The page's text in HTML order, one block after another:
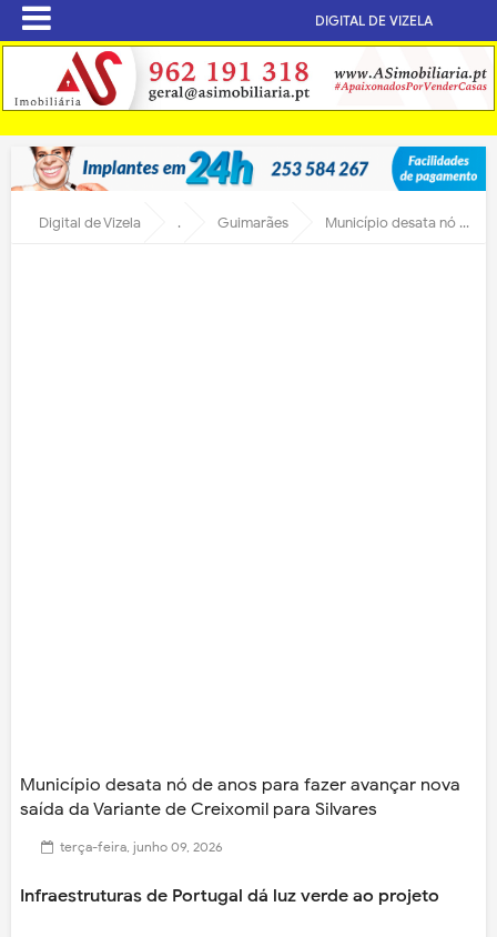
DIGITAL DE VIZELA
Digital de Vizela . Guimarães Município desata nó de anos para fazer avançar nova saída da Variante de Creixomil para Silvares
Município desata nó de anos para fazer avançar nova
saída da Variante de Creixomil para Silvares
terça-feira, junho 09, 2026
Infraestruturas de Portugal dá luz verde ao projeto